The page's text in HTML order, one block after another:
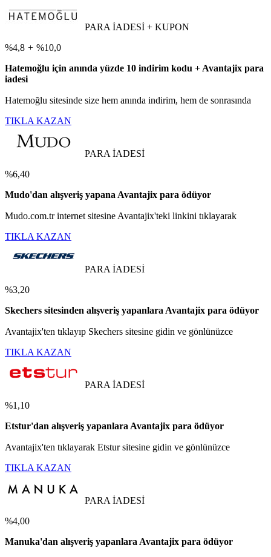
PARA İADESİ + KUPON
%4,8 + %10,0
Hatemoğlu için anında yüzde 10 indirim kodu + Avantajix para
iadesi
Hatemoğlu sitesinde size hem anında indirim, hem de sonrasında
TIKLA KAZAN
PARA İADESİ
%6,40
Mudo'dan alışveriş yapana Avantajix para ödüyor
Mudo.com.tr internet sitesine Avantajix'teki linkini tıklayarak
TIKLA KAZAN
PARA İADESİ
%3,20
Skechers sitesinden alışveriş yapanlara Avantajix para ödüyor
Avantajix'ten tıklayıp Skechers sitesine gidin ve gönlünüzce
TIKLA KAZAN
PARA İADESİ
%1,10
Etstur'dan alışveriş yapanlara Avantajix para ödüyor
Avantajix'ten tıklayarak Etstur sitesine gidin ve gönlünüzce
TIKLA KAZAN
PARA İADESİ
%4,00
Manuka'dan alışveriş yapanlara Avantajix para ödüyor